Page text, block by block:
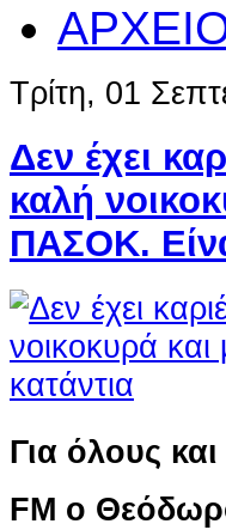
Τρίτη, 01
Δεν έχει
καλή
ΠΑΣΟΚ.
Για όλους
FM ο